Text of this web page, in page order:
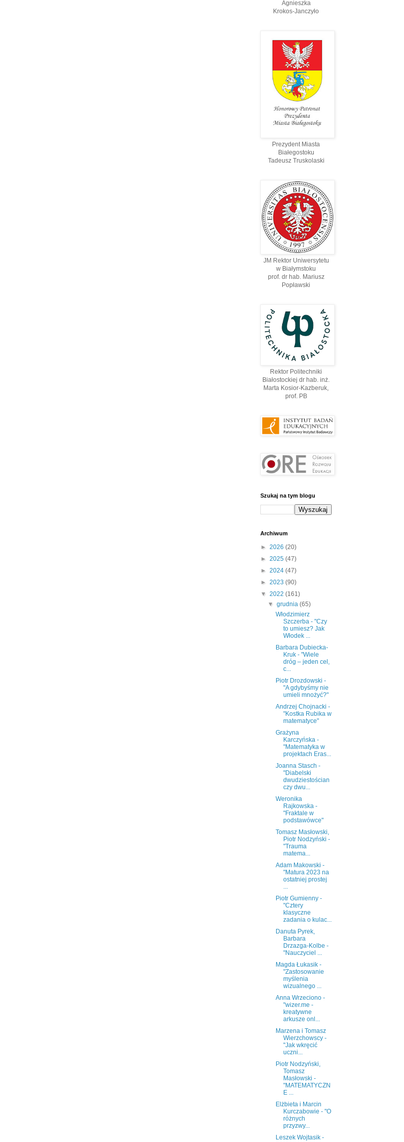
Agnieszka
Krokos-Janczyło
Prezydent Miasta
Białegostoku
Tadeusz Truskolaski
JM Rektor Uniwersytetu
w Białymstoku
prof. dr hab. Mariusz
Popławski
Rektor Politechniki
Białostockiej dr hab. inż.
Marta Kosior-Kazberuk,
prof. PВ
Szukaj na tym blogu
Archiwum
► 2026 (20)
► 2025 (47)
► 2024 (47)
► 2023 (90)
▼ 2022 (161)
▼grudnia(65)
Włodzimierz
Szczerba - "Czy
to umiesz? Jak
Włodek ...
Barbara Dubiecka-
Kruk - "Wiele
dróg – jeden cel,
c...
Piotr Drozdowski -
"A gdybyśmy nie
umieli mnożyć?"
Andrzej Chojnacki -
"Kostka Rubika w
matematyce"
Grażyna
Karczyńska -
"Matematyka w
projektach Eras...
Joanna Stasch -
"Diabelski
dwudziestościan
czy dwu...
Weronika
Rajkowska -
"Fraktale w
podstawówce"
Tomasz Masłowski,
Piotr Nodzyński -
"Trauma
matema...
Adam Makowski -
"Matura 2023 na
ostatniej prostej
...
Piotr Gumienny -
"Cztery
klasyczne
zadania o kulac...
Danuta Pyrek,
Barbara
Drzazga-Kolbe -
"Nauczyciel ...
Magda Łukasik -
"Zastosowanie
myślenia
wizualnego ...
Anna Wrzeciono -
"wizer.me -
kreatywne
arkusze onl...
Marzena i Tomasz
Wierzchowscy -
"Jak wkręcić
uczni...
Piotr Nodzyński,
Tomasz
Masłowski -
"MATEMATYCZN
E ...
Elżbieta i Marcin
Kurczabowie - "O
różnych
przyzwy...
Leszek Wojtasik -